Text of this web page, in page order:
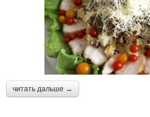
читать дальше →